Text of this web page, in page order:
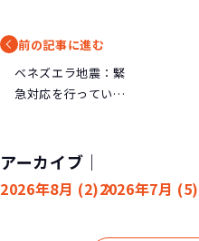
前の記事に進む
ベネズエラ地震：緊
急対応を行っていま
アーカイブ｜
2026年8月 (2)2026年7月 (5)